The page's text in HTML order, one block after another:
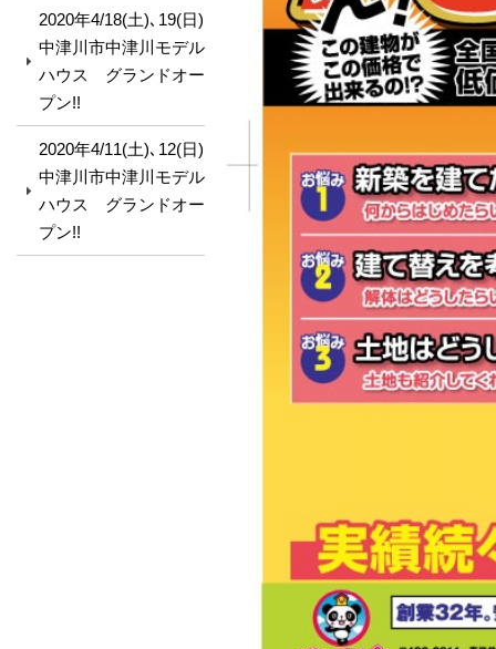
2020年4/18(土)､19(日)
中津川市中津川モデル
ハウス グランドオー
プン!!
2020年4/11(土)､12(日)
中津川市中津川モデル
ハウス グランドオー
プン!!